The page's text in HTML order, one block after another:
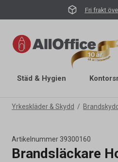
Fri frakt
Städ & Hygien
Yrkeskläder & Skydd Brandskydd
Artikelnummer 39300160
Brandsläckare